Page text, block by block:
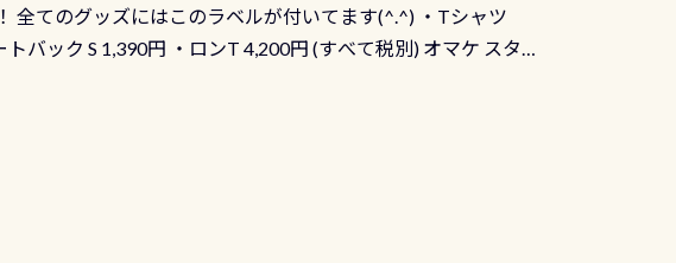
全てのグッズにはこのラベルが付いてます(^.^) ・Tシャツ
バック S 1,390円 ・ロンT 4,200円 (すべて税別) オマケ スタ